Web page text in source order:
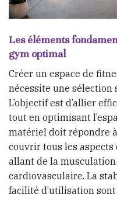
Les éléments
gym optimal
Créer un espace de
nécessite une sélection
L’objectif est d’allier
tout en optimisant
matériel doit répondre
couvrir tous les
allant de la musculation
cardiovasculaire. La
facilité d’utilisation